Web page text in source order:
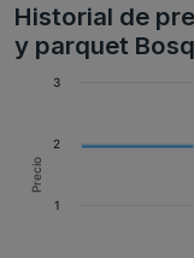
Historial de
y parquet
Precio
1
2
3